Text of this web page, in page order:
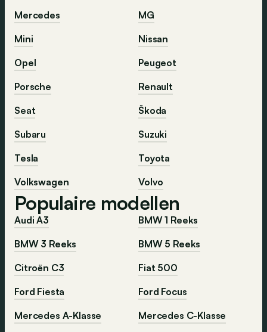
Mercedes
MG
Mini
Nissan
Opel
Peugeot
Porsche
Renault
Seat
Škoda
Subaru
Suzuki
Tesla
Toyota
Volkswagen
Volvo
Populaire modellen
Audi A3
BMW 1 Reeks
BMW 3 Reeks
BMW 5 Reeks
Citroën C3
Fiat 500
Ford Fiesta
Ford Focus
Mercedes A-Klasse
Mercedes C-Klasse